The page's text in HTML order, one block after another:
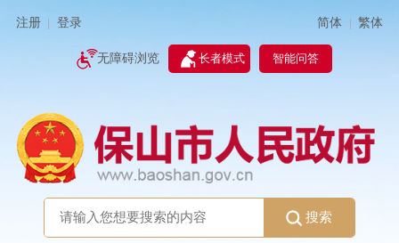
注册 登录 简体 | 繁体
无障碍浏览 长者模式 智能问答
搜索